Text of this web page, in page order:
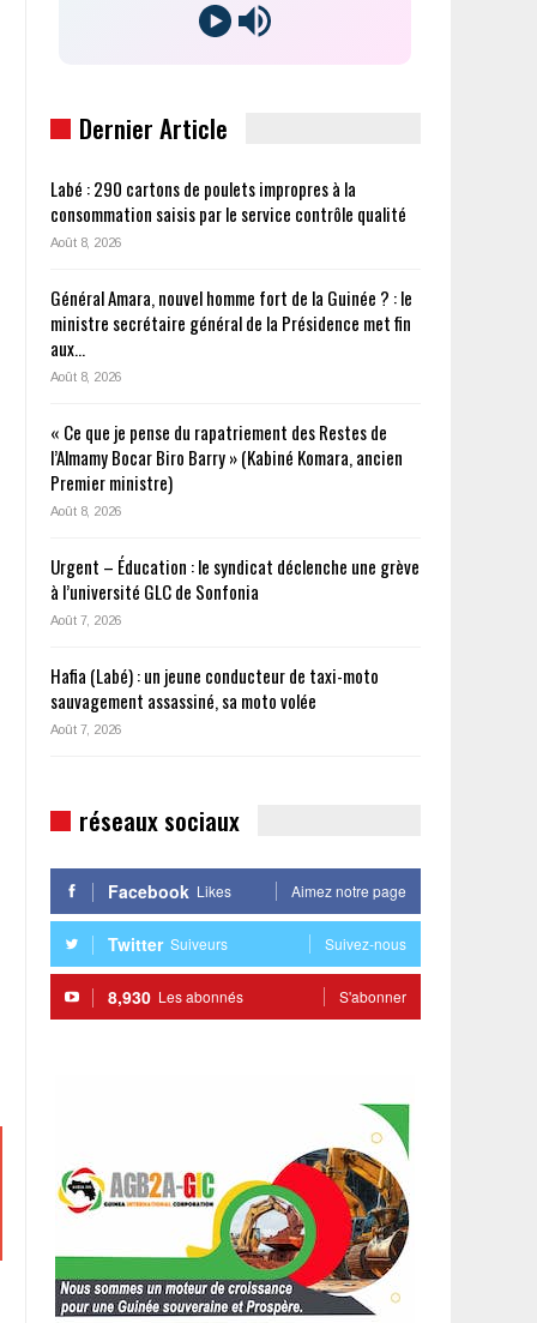
Dernier Article
Labé : 290 cartons de poulets impropres à la
consommation saisis par le service contrôle qualité
Août 8, 2026
Général Amara, nouvel homme fort de la Guinée ? : le
ministre secrétaire général de la Présidence met fin
aux…
Août 8, 2026
« Ce que je pense du rapatriement des Restes de
l’Almamy Bocar Biro Barry » (Kabiné Komara, ancien
Premier ministre)
Août 8, 2026
Urgent – Éducation : le syndicat déclenche une grève
à l’université GLC de Sonfonia
Août 7, 2026
Hafia (Labé) : un jeune conducteur de taxi-moto
sauvagement assassiné, sa moto volée
Août 7, 2026
réseaux sociaux
Facebook Likes Aimez notre page
Twitter Suiveurs Suivez-nous
8,930 Les abonnés S'abonner